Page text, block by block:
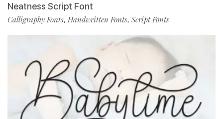
Neatness Script Font
Calligraphy Fonts, Handwritten Fonts, Script Fonts